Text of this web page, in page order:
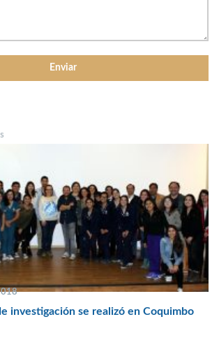
investigación se realizó en Coquimbo